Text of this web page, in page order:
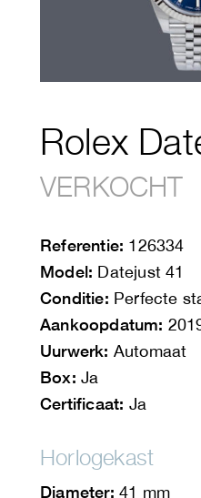
Om de beste
gebruiken wij
Rolex
VERKOCHT
Referentie: 126334
Model: Datejust 41
Conditie: Perfecte
Aankoopdatum:
Uurwerk: Automaat
Box: Ja
Certificaat: Ja
Horlogekast
Diameter: 41 mm